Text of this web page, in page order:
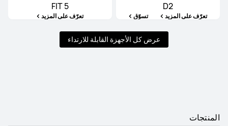
D2
تعرّف على المزيد تسوّق
FIT 5
تعرّف على المزيد
عرض كل الأجهزة القابلة للارتداء
المنتجات